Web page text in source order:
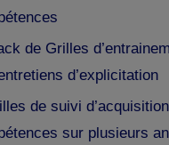
de Grilles
d’explicitation
de suivi
sur plusieurs